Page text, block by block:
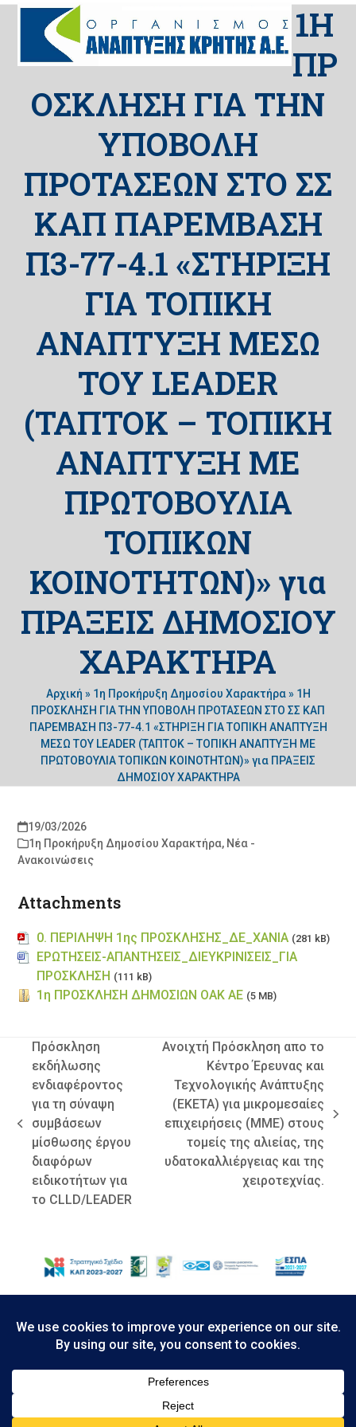
SkipOpen
mobile
menu
Close
mobile
menu
1Η
ΠΡ
ΟΣΚΛΗΣΗ ΓΙΑ ΤΗΝ
ΥΠΟΒΟΛΗ
ΠΡΟΤΑΣΕΩΝ ΣΤΟ ΣΣ
ΚΑΠ ΠΑΡΕΜΒΑΣΗ
Π3-77-4.1 «ΣΤΗΡΙΞΗ
ΓΙΑ ΤΟΠΙΚΗ
ΑΝΑΠΤΥΞΗ ΜΕΣΩ
ΤΟΥ LEADER
(ΤΑΠΤΟΚ – ΤΟΠΙΚΗ
ΑΝΑΠΤΥΞΗ ΜΕ
ΠΡΩΤΟΒΟΥΛΙΑ
ΤΟΠΙΚΩΝ
ΚΟΙΝΟΤΗΤΩΝ)» για
ΠΡΑΞΕΙΣ ΔΗΜΟΣΙΟΥ
ΧΑΡΑΚΤΗΡΑ
Αρχική » 1η Προκήρυξη Δημοσίου Χαρακτήρα» 1Η
ΠΡΟΣΚΛΗΣΗ ΓΙΑ ΤΗΝ ΥΠΟΒΟΛΗ ΠΡΟΤΑΣΕΩΝ ΣΤΟ ΣΣ ΚΑΠ
ΠΑΡΕΜΒΑΣΗ Π3-77-4.1 «ΣΤΗΡΙΞΗ ΓΙΑ ΤΟΠΙΚΗ ΑΝΑΠΤΥΞΗ
ΜΕΣΩ ΤΟΥ LEADER (ΤΑΠΤΟΚ – ΤΟΠΙΚΗ ΑΝΑΠΤΥΞΗ ΜΕ
ΠΡΩΤΟΒΟΥΛΙΑ ΤΟΠΙΚΩΝ ΚΟΙΝΟΤΗΤΩΝ)» για ΠΡΑΞΕΙΣ
ΔΗΜΟΣΙΟΥ ΧΑΡΑΚΤΗΡΑ
19/03/2026
1η Προκήρυξη Δημοσίου Χαρακτήρα, Νέα -
Ανακοινώσεις
Attachments
0. ΠΕΡΙΛΗΨΗ 1ης ΠΡΟΣΚΛΗΣΗΣ_ΔΕ_ΧΑΝΙΑ (281 kB)
ΕΡΩΤΗΣΕΙΣ-ΑΠΑΝΤΗΣΕΙΣ_ΔΙΕΥΚΡΙΝΙΣΕΙΣ_ΓΙΑ
ΠΡΟΣΚΛΗΣΗ (111 kB)
1η ΠΡΟΣΚΛΗΣΗ ΔΗΜΟΣΙΩΝ ΟΑΚ ΑΕ (5 MB)
previous
post:
Πρόσκληση
εκδήλωσης
ενδιαφέροντος
για τη σύναψη
συμβάσεων
μίσθωσης έργου
διαφόρων
ειδικοτήτων για
το CLLD/LEADER
next
Ανοιχτή Πρόσκληση απο το
Κέντρο Έρευνας και
Τεχνολογικής Ανάπτυξης
(ΕΚΕΤΑ) για μικρομεσαίες
επιχειρήσεις (ΜΜΕ) στους
τομείς της αλιείας, της
υδατοκαλλιέργειας και της
χειροτεχνίας.